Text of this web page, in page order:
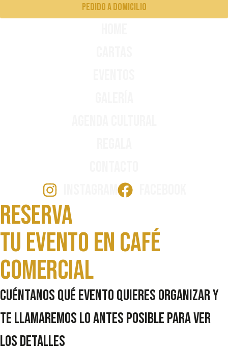
pedido a domicilio
Reserva
Tu evento en Café
comercial
Cuéntanos qué evento quieres organizar y
te llamaremos lo antes posible para ver
los detalles